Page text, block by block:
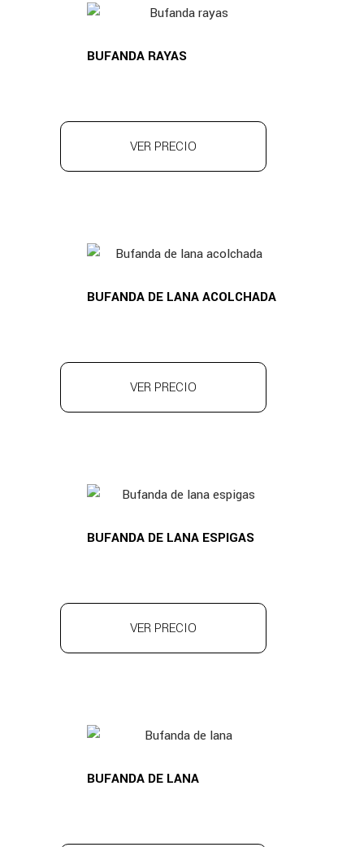
BUFANDA RAYAS
VER PRECIO
BUFANDA DE LANA ACOLCHADA
VER PRECIO
BUFANDA DE LANA ESPIGAS
VER PRECIO
BUFANDA DE LANA